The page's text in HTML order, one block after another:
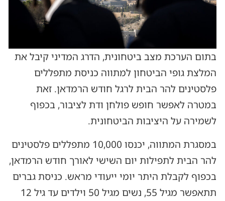
בתום הערכת מצב ביטחונית, הדרג המדיני קיבל את
המלצת גופי הביטחון למתווה כניסת מתפללים
פלסטינים להר הבית לרגל חודש הרמדאן. זאת
במטרה לאפשר חופש פולחן ודת לציבור, בכפוף
לשמירה על היציבות הביטחונית.
במסגרת המתווה, יכנסו 10,000 מתפללים פלסטינים
להר הבית לתפילות יום השישי לאורך חודש הרמדאן,
בכפוף לקבלת היתר יומי ייעודי מראש. כניסת גברים
תתאפשר מגיל 55, נשים מגיל 50 וילדים עד גיל 12